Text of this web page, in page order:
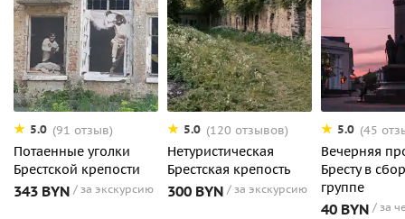
5.0 (91 отзыв)
Потаенные уголки
Брестской крепости
343 BYN за экскурсию
5.0 (120 отзывов)
Нетуристическая
Брестская крепость
300 BYN за экскурсию
5.0 (45
Вечерняя
Бресту в
группе
40 BYN за